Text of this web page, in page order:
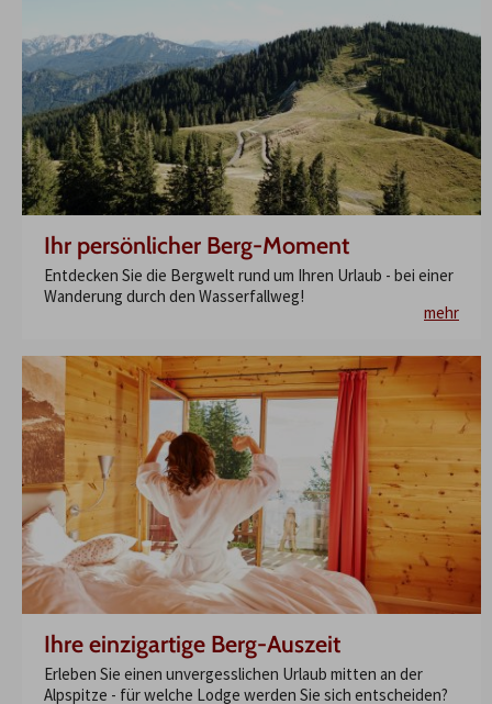
Ihr persönlicher Berg-Moment
Entdecken Sie die Bergwelt rund um Ihren Urlaub - bei einer
Wanderung durch den Wasserfallweg!
mehr
Ihre einzigartige Berg-Auszeit
Erleben Sie einen unvergesslichen Urlaub mitten an der
Alpspitze - für welche Lodge werden Sie sich entscheiden?